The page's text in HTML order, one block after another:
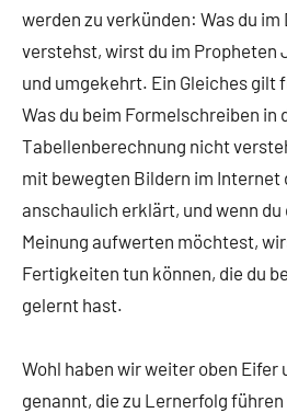
werden zu verkünden: Was du
verstehst, wirst du im Propheten
und umgekehrt. Ein Gleiches gilt
Was du beim Formelschreiben in
Tabellenberechnung nicht
mit bewegten Bildern im Internet
anschaulich erklärt, und wenn
Meinung aufwerten möchtest,
Fertigkeiten tun können, die du
gelernt hast.
Wohl haben wir weiter oben Eifer
genannt, die zu Lernerfolg